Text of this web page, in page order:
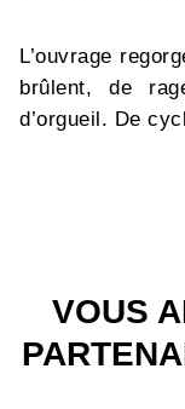
L’ouvrage
brûlent, de
d’orgueil. De
VOUS